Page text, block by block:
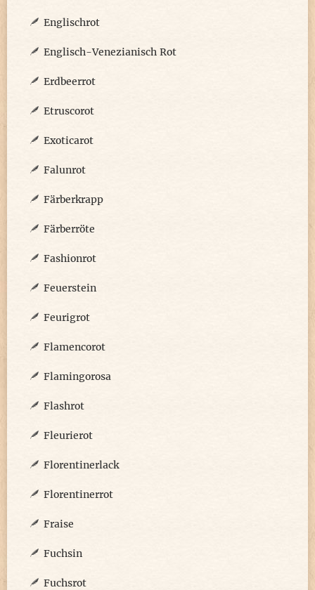
Englischrot
Englisch-Venezianisch Rot
Erdbeerrot
Etruscorot
Exoticarot
Falunrot
Färberkrapp
Färberröte
Fashionrot
Feuerstein
Feurigrot
Flamencorot
Flamingorosa
Flashrot
Fleurierot
Florentinerlack
Florentinerrot
Fraise
Fuchsin
Fuchsrot